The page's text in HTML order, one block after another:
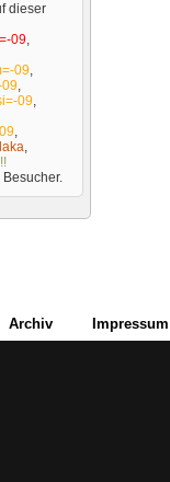
dieser
09,
09,
09,
09,
,
,
Besucher.
Archiv Impressum